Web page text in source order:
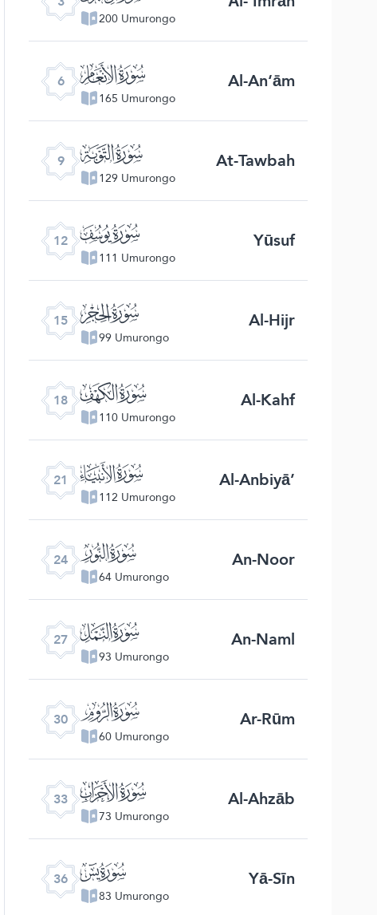
200 Umurongo
6 ﮒ
165 Umurongo
Al-An‘ām
9 ﮕ
129 Umurongo
At-Tawbah
12 ﮘ
111 Umurongo
Yūsuf
15 ﮛ
99 Umurongo
Al-Hijr
18 ﮞ
110 Umurongo
Al-Kahf
21 ﮡ
112 Umurongo
Al-Anbiyā’
24 ﮤ
64 Umurongo
An-Noor
27 ﮧ
93 Umurongo
An-Naml
30 ﮪ
60 Umurongo
Ar-Rūm
33 ﮭ
73 Umurongo
Al-Ahzāb
36 ﮰ
83 Umurongo
Yā-Sīn